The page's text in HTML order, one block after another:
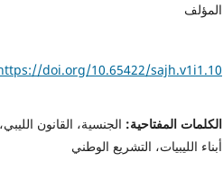
المؤلف
doi.org/10.65422/sajh.v1i1.10
الكلمات المفتاحية: الجنسية، القانون
أبناء الليبيات، التشريع الوطني